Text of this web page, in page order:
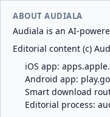
ABOUT AUDIALA
Audiala is an AI-
Editorial content (c)
iOS app:
Android app:
Smart download
Editorial process: